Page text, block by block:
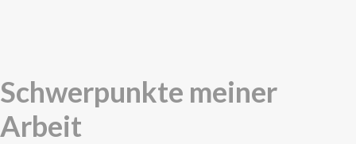
Schwerpunkte meiner
Arbeit